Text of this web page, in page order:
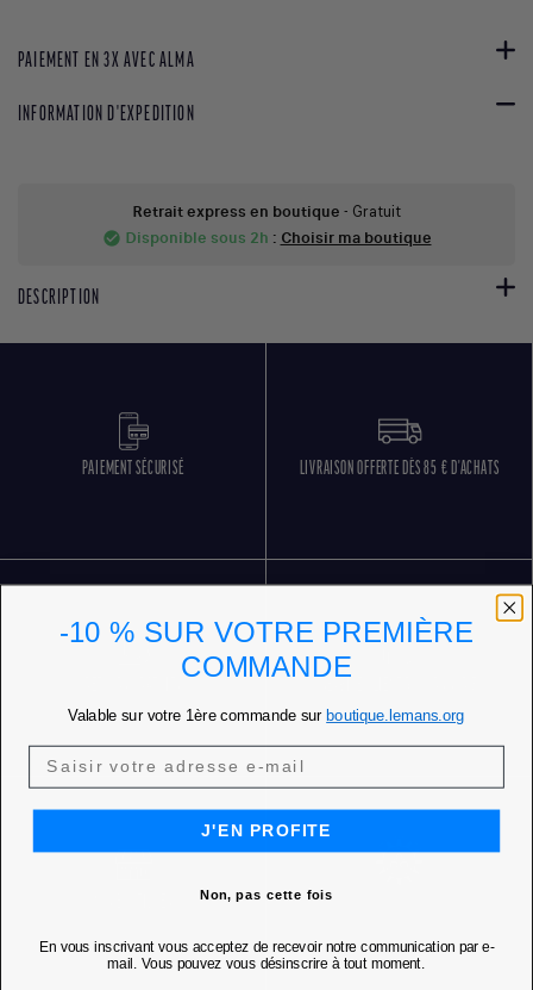
PAIEMENT EN 3X AVEC ALMA
INFORMATION D'EXPEDITION
Retrait express en boutique - Gratuit
check_circle Disponible sous 2h : Choisir ma boutique
DESCRIPTION
PAIEMENT SÉCURISÉ LIVRAISON OFFERTE DÈS 85 € D'ACHATS
-10 % SUR VOTRE PREMIÈRE
COMMANDE
Valable sur votre 1ère commande sur boutique.lemans.org
J'EN PROFITE
Non, pas cette fois
En vous inscrivant vous acceptez de recevoir notre communication par e-
mail. Vous pouvez vous désinscrire à tout moment.